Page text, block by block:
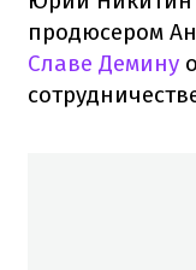
продюсером
Славе Демину